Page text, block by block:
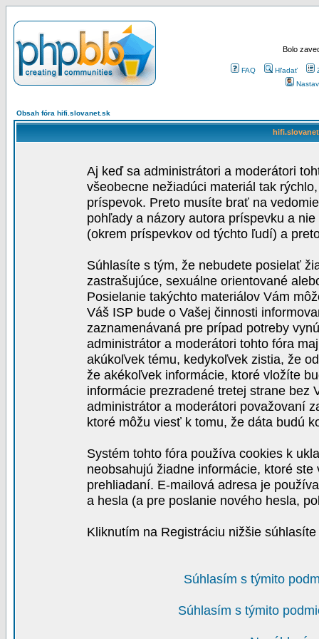
Bolo
FAQ Hľadať
Obsah fóra hifi.slovanet.sk
Aj keď sa administrátori a moderátori
všeobecne nežiadúci materiál tak
príspevok. Preto musíte brať na
pohľady a názory autora príspevku a
(okrem príspevkov od týchto ľudí) a
Súhlasíte s tým, že nebudete posielať
zastrašujúce, sexuálne orientované
Posielanie takýchto materiálov Vám
Váš ISP bude o Vašej činnosti
zaznamenávaná pre prípad potreby
administrátor a moderátori tohto fóra
akúkoľvek tému, kedykoľvek zistia, že
že akékoľvek informácie, ktoré vložíte
informácie prezradené tretej strane bez
administrátor a moderátori považovaní
ktoré môžu viesť k tomu, že dáta budú
Systém tohto fóra používa cookies k
neobsahujú žiadne informácie, ktoré
prehliadaní. E-mailová adresa je
a hesla (a pre poslanie nového hesla,
Kliknutím na Registráciu nižšie
Súhlasím s týmito
Súhlasím s týmito